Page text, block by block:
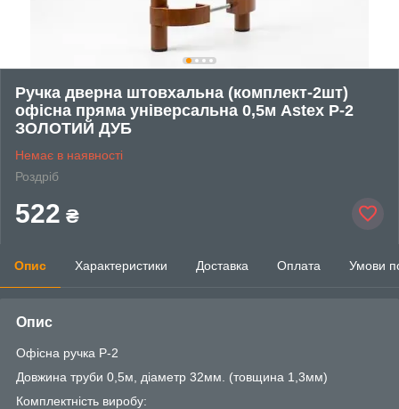
Ручка дверна штовхальна (комплект-2шт)
офісна пряма універсальна 0,5м Astex Р-2
ЗОЛОТИЙ ДУБ
Немає в наявності
Роздріб
522 ₴
Опис Характеристики Доставка Оплата Умови
Опис
Офісна ручка Р-2
Довжина труби 0,5м, діаметр 32мм. (товщина 1,3мм)
Комплектність виробу: